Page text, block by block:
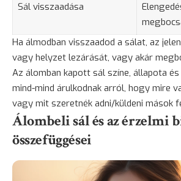
Sál visszaadása
Ha álmodban visszaadod a sálat, az
vagy helyzet lezárását, vagy akár
Az álomban kapott sál színe, állapota
mind-mind árulkodnak arról, hogy mire
vagy mit szeretnék adni/küldeni mások
Álombeli sál és az érzelmi
összefüggései